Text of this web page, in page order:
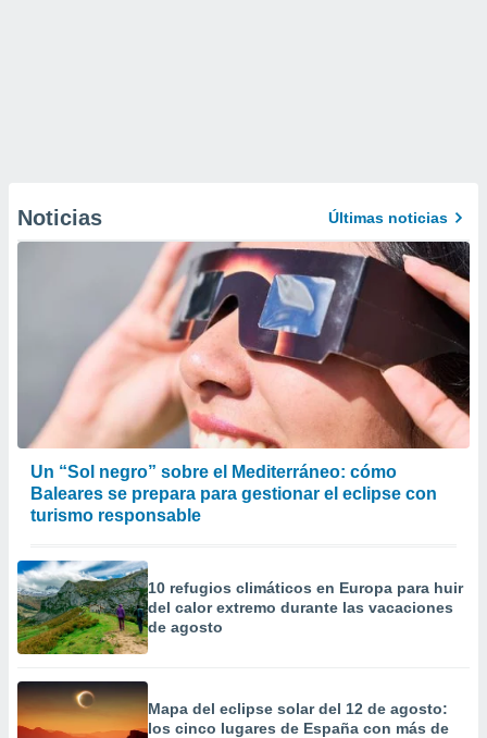
Noticias Últimas noticias
Un “Sol negro” sobre el Mediterráneo: cómo
Baleares se prepara para gestionar el eclipse con
turismo responsable
10 refugios climáticos en Europa para huir
del calor extremo durante las vacaciones
de agosto
Mapa del eclipse solar del 12 de agosto:
los cinco lugares de España con más de